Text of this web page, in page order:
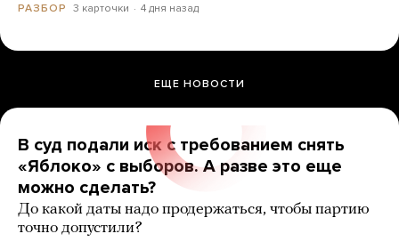
РАЗБОР 3 карточки 4 дня назад
ЕЩЕ НОВОСТИ
В суд подали иск с требованием снять
«Яблоко» с выборов. А разве это еще
можно сделать?
До какой даты надо продержаться, чтобы партию
точно допустили?